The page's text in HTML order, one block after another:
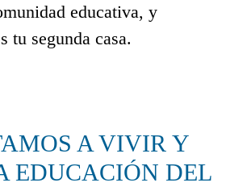
educativa, y
tu segunda casa.
A VIVIR Y
EDUCACIÓN DEL